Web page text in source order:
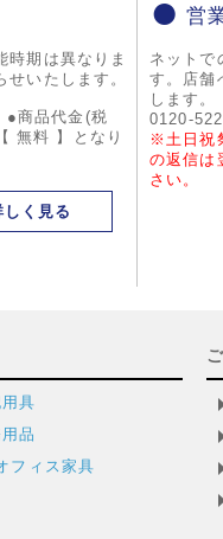
時期は異なりま
いたします。
●商品代金(税
無料 】となり
しく見る
営
ネットで
す。店舗
します。
0120-
※土日祝
の返信は
さい。
具
品
フィス家具